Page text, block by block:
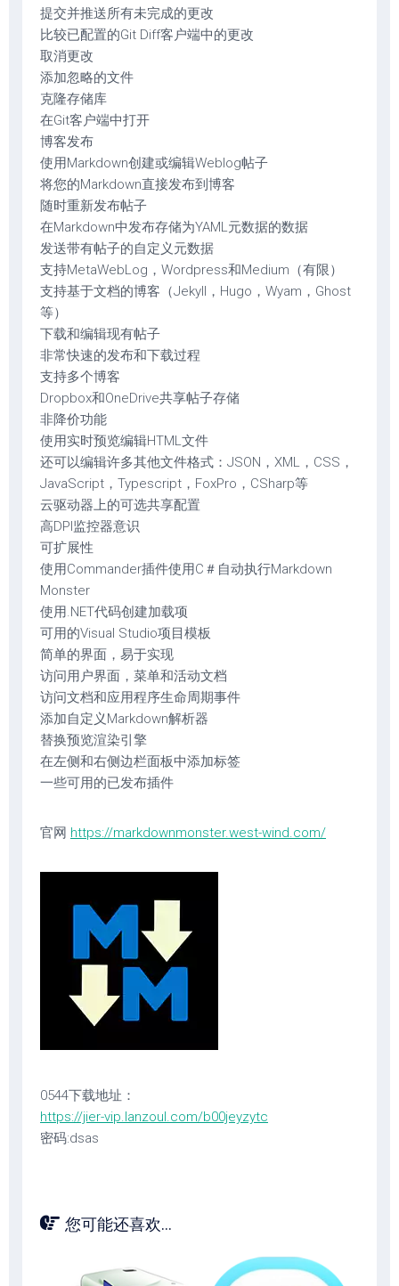
提交并推送所有未完成的更改
比较已配置的Git Diff客户端中的更改
取消更改
添加忽略的文件
克隆存储库
在Git客户端中打开
博客发布
使用Markdown创建或编辑Weblog帖子
将您的Markdown直接发布到博客
随时重新发布帖子
在Markdown中发布存储为YAML元数据的数据
发送带有帖子的自定义元数据
支持MetaWebLog，Wordpress和Medium（有限）
支持基于文档的博客（Jekyll，Hugo，Wyam，Ghost
等）
下载和编辑现有帖子
非常快速的发布和下载过程
支持多个博客
Dropbox和OneDrive共享帖子存储
非降价功能
使用实时预览编辑HTML文件
还可以编辑许多其他文件格式：JSON，XML，CSS，
JavaScript，Typescript，FoxPro，CSharp等
云驱动器上的可选共享配置
高DPI监控器意识
可扩展性
使用Commander插件使用C＃自动执行Markdown
Monster
使用.NET代码创建加载项
可用的Visual Studio项目模板
简单的界面，易于实现
访问用户界面，菜单和活动文档
访问文档和应用程序生命周期事件
添加自定义Markdown解析器
替换预览渲染引擎
在左侧和右侧边栏面板中添加标签
一些可用的已发布插件
官网 https://markdownmonster.west-wind.com/
0544下载地址：
https://jier-vip.lanzoul.com/b00jeyzytc
密码:dsas
您可能还喜欢...